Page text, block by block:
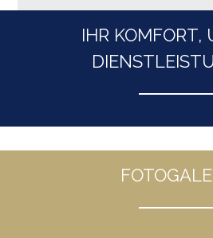
IHR KOMFORT,